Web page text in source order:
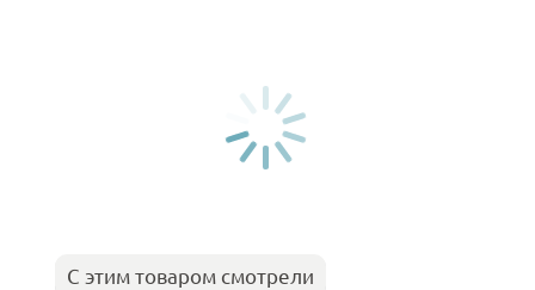
С этим товаром смотрели